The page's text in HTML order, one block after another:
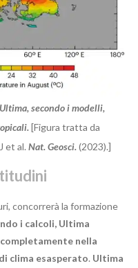
secondo i modelli,
[Figura tratta da
et al. Nat. Geosci. (2023).]
concorrerà la formazione
i calcoli, Ultima
nella
clima esasperato. Ultima